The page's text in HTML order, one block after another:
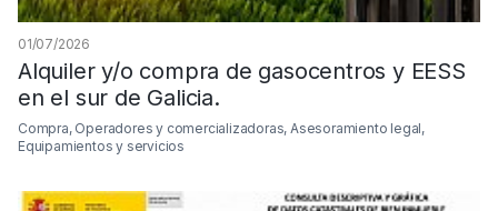
01/07/2026
Alquiler y/o compra de gasocentros y EESS
en el sur de Galicia.
Compra, Operadores y comercializadoras, Asesoramiento legal,
Equipamientos y servicios